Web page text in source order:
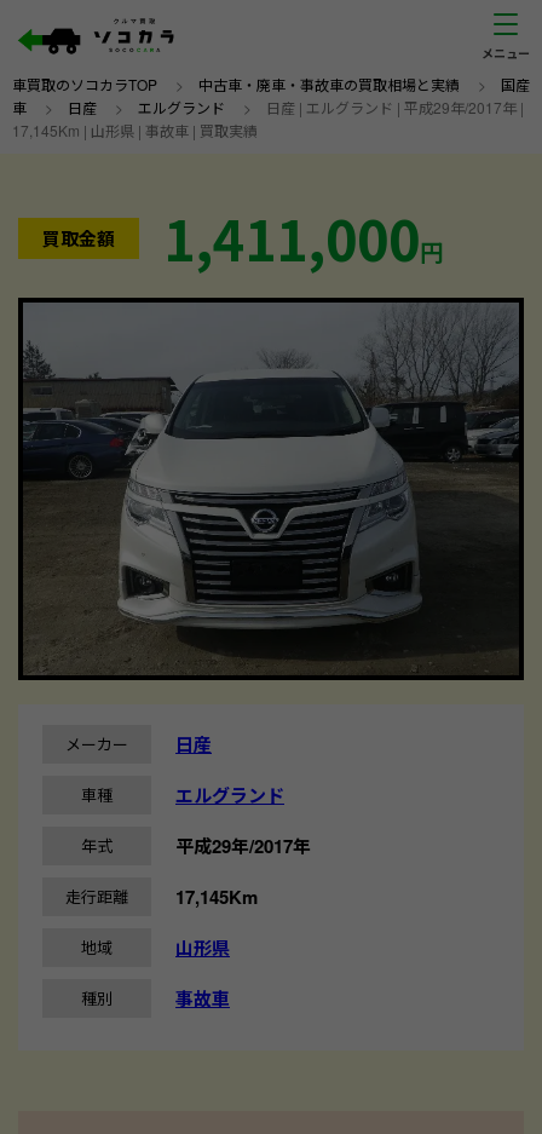
車買取のソコカラTOP > 中古車・廃車・事故車の買取相場と実績 > 国産
車 > 日産 > エルグランド >
日産 | エルグランド | 平成29年/2017年 |
17,145Km | 山形県 | 事故車 | 買取実績
買取金額 1,411,000円
メーカー 日産
車種 エルグランド
年式 平成29年/2017年
走行距離 17,145Km
地域 山形県
種別 事故車